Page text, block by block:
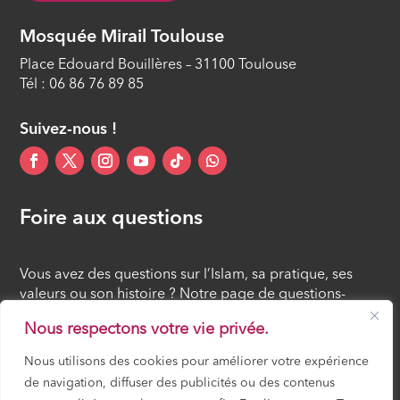
Nous respectons votre vie privée.
Nous utilisons des cookies pour améliorer votre expérience
de navigation, diffuser des publicités ou des contenus
(As-Souhour) (11/40)
ÉPISODE 11
ÉPISODE 12
Mosquée Mirail Toulouse
Place Edouard Bouillères – 31100 Toulouse
Tél : 06 86 76 89 85
Suivez-nous !
Foire aux questions
Vous avez des questions sur l’Islam, sa pratique, ses
valeurs ou son histoire ? Notre page de questions-
réponses rassemble des réponses claires et accessibles
à tous, croyants ou simples curieux.
FOIRE AUX QUESTIONS